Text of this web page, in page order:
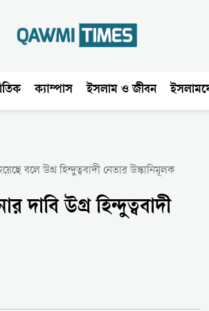
ক্যাম্পাস ইসলাম ও জীবন
বলে উগ্র হিন্দুত্ববাদী নেতার উস্কানিমূলক
দাবি উগ্র হিন্দুত্ববাদী